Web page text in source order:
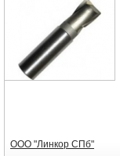
ООО "Линкор СПб"